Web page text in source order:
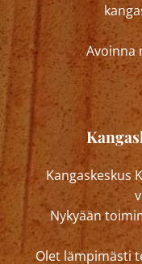
Avoinna
Kangaskeskus
Nykyään
Olet lämpimästi